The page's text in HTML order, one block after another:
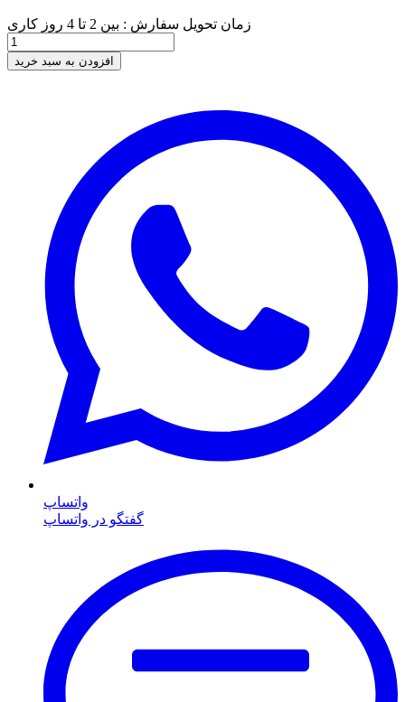
زمان تحویل سفارش : بین 2 تا 4 روز کاری
افزودن به سبد خرید
واتساپ
گفتگو در واتساپ